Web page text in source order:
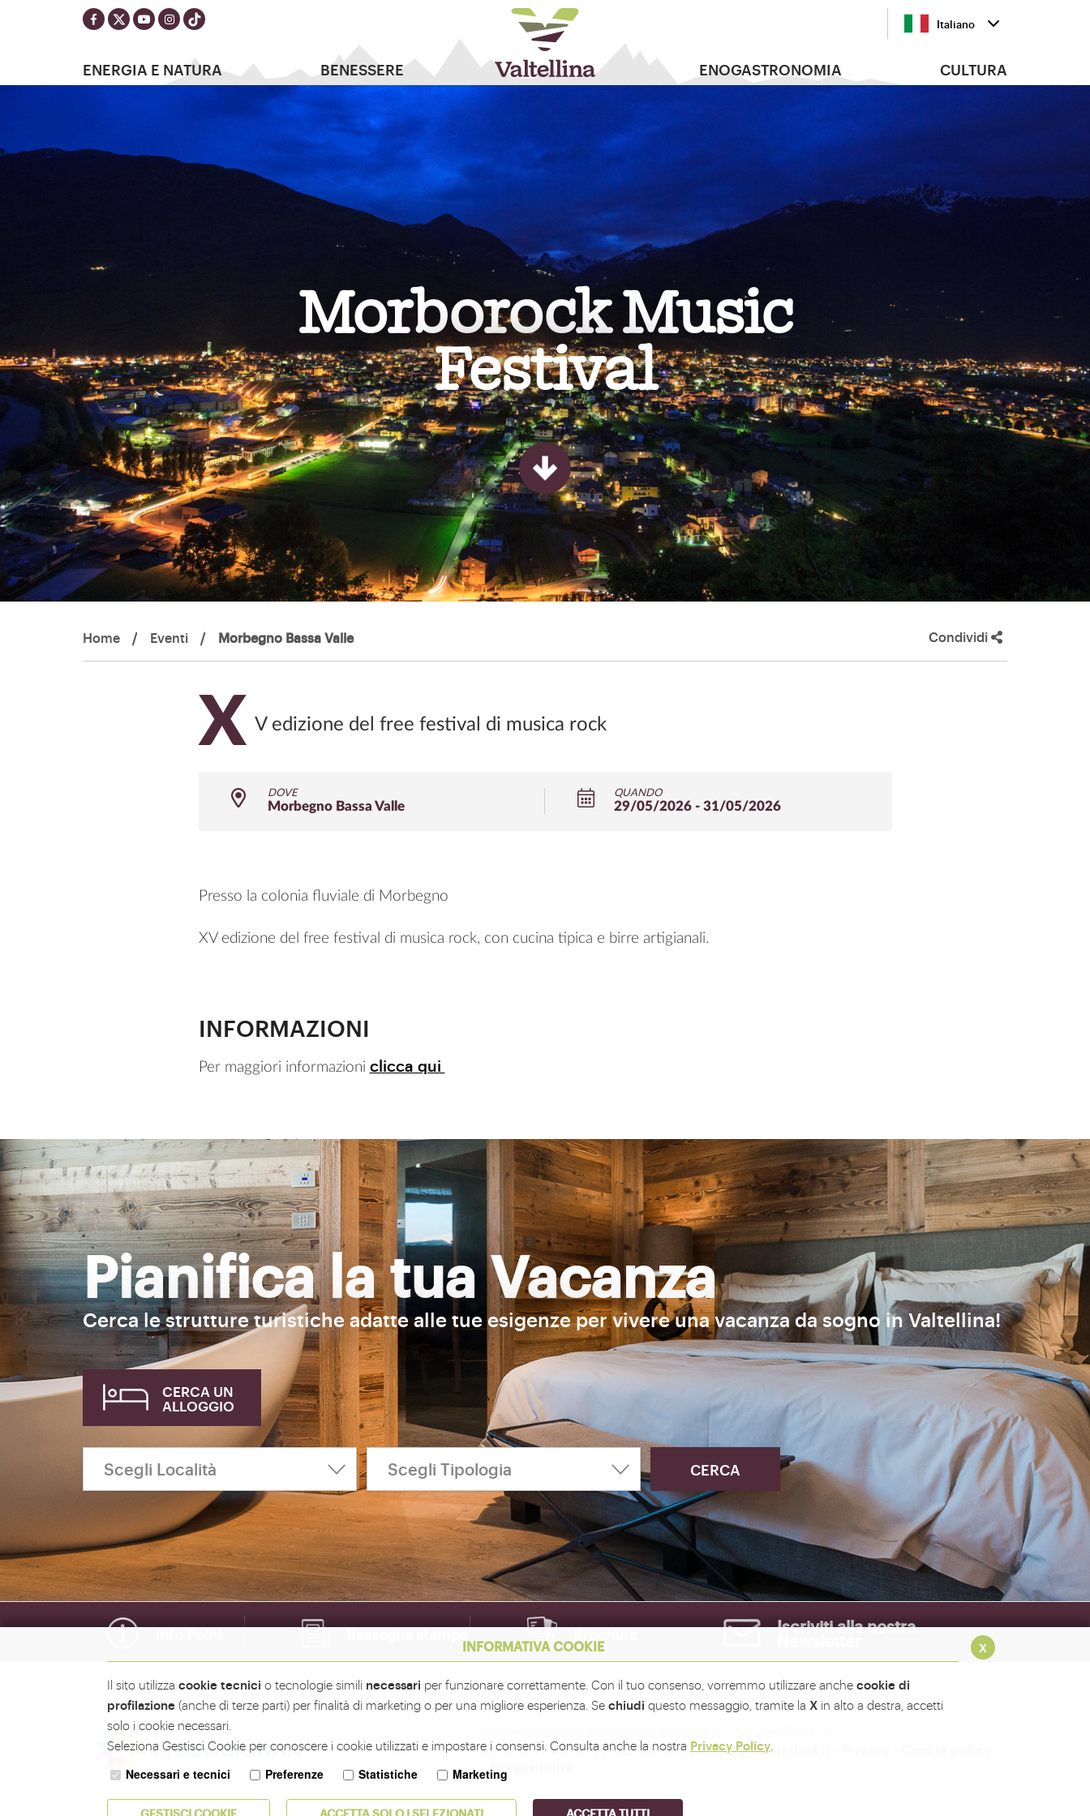
x
INFORMATIVA COOKIE
Il sito utilizza cookie tecnici o tecnologie simili necessari per funzionare correttamente. Con il tuo consenso, vorremmo utilizzare anche cookie di
profilazione (anche di terze parti) per finalità di marketing o per una migliore esperienza. Se chiudi questo messaggio, tramite la X in alto a destra, accetti
solo i cookie necessari.
Seleziona Gestisci Cookie per conoscere i cookie utilizzati e impostare i consensi. Consulta anche la nostra Privacy Policy
Necessari e tecnici Preferenze Statistiche Marketing
GESTISCI COOKIE ACCETTA SOLO I SELEZIONATI ACCETTA TUTTI
Italiano
ENERGIA E NATURA BENESSERE ENOGASTRONOMIA CULTURA
Morborock Music
Festival
Home / Eventi / Morbegno Bassa Valle Condividi
X V edizione del free festival di musica rock
DOVE
Morbegno Bassa Valle
QUANDO
29/05/2026 - 31/05/2026
Presso la colonia fluviale di Morbegno
XV edizione del free festival di musica rock, con cucina tipica e birre artigianali.
INFORMAZIONI
Per maggiori informazioni clicca qui
Pianifica la tua Vacanza
Cerca le strutture turistiche adatte alle tue esigenze per vivere una vacanza da sogno in Valtellina!
CERCA UN
ALLOGGIO
Info Point Rassegna stampa Brochure Iscriviti alla nostra
Corso XXV Aprile, 22 - 23100 Sondrio -info@valtellina.it
-Accessibilità